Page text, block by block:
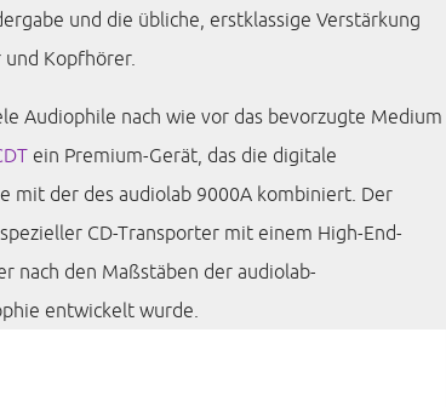
und die übliche, erstklassige Verstärkung
Kopfhörer.
Audiophile nach wie vor das bevorzugte Medium
ein Premium-Gerät, das die digitale
mit der des audiolab 9000A kombiniert. Der
CD-Transporter mit einem High-End-
nach den Maßstäben der audiolab-
entwickelt wurde.